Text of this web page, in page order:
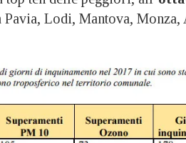
Pavia, Lodi, Mantova,